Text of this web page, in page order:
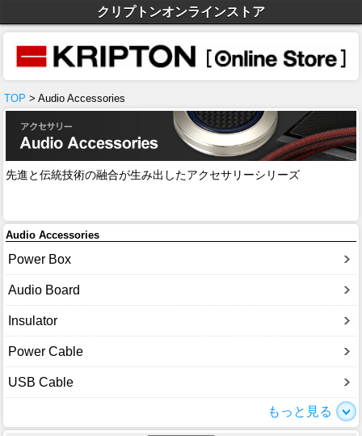
クリプトンオンラインストア
TOP > Audio Accessories
先進と伝統技術の融合が生み出したアクセサリーシリーズ
Audio Accessories
Power Box
Audio Board
Insulator
Power Cable
USB Cable
もっと見る